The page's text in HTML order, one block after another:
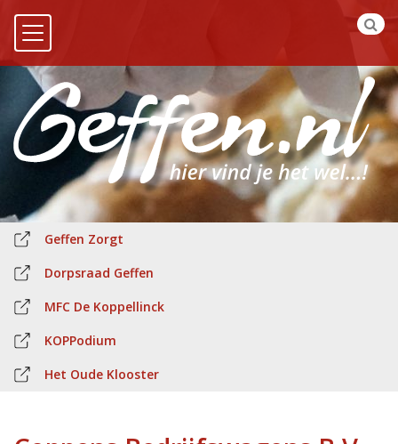
Geffen Zorgt
Dorpsraad Geffen
MFC De Koppellinck
KOPPodium
Het Oude Klooster